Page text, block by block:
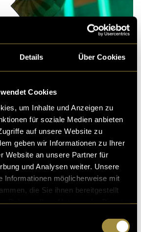
Details Über Cookies
Cookies
um Inhalte und Anzeigen zu
für soziale Medien anbieten
auf unsere Website zu
geben wir Informationen zu Ihrer
Website an unsere Partner für
und Analysen weiter. Unsere
Informationen möglicherweise mit
die Sie ihnen bereitgestellt